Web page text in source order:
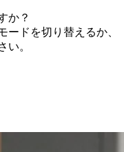
か？
ードを切り替えるか、
い。